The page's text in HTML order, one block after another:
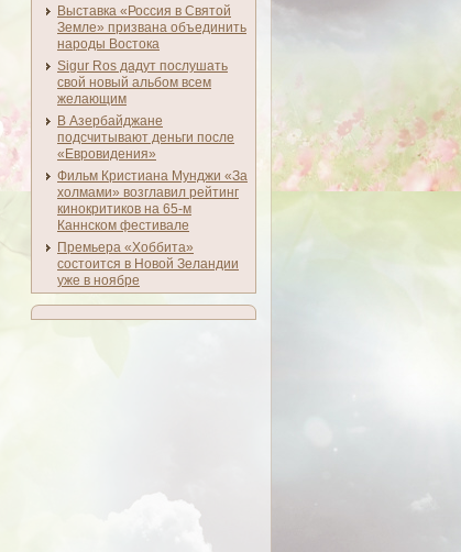
Выставка «Россия в Святой
Земле» призвана объединить
народы Востока
Sigur Ros дадут послушать
свой новый альбом всем
желающим
В Азербайджане
подсчитывают деньги после
«Евровидения»
Фильм Кристиана Мунджи «За
холмами» возглавил рейтинг
кинокритиков на 65-м
Каннском фестивале
Премьера «Хоббита»
состоится в Новой Зеландии
уже в ноябре